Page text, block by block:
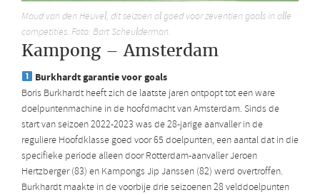
Maud van den Heuvel, dit seizoen al goed voor zeventien goals in alle
competities. Foto: Bart Scheulderman.
Kampong – Amsterdam
Burkhardt garantie voor goals
Boris Burkhardt heeft zich de laatste jaren ontpopt tot een ware
doelpuntenmachine in de hoofdmacht van Amsterdam. Sinds de
start van seizoen 2022-2023 was de 28-jarige aanvaller in de
reguliere Hoofdklasse goed voor 65 doelpunten, een aantal dat in die
specifieke periode alleen door Rotterdam-aanvaller Jeroen
Hertzberger (83) en Kampongs Jip Janssen (82) werd overtroffen.
Burkhardt maakte in de voorbije drie seizoenen 28 velddoelpunten